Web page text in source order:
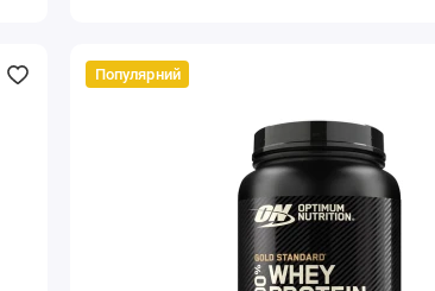
Популярний